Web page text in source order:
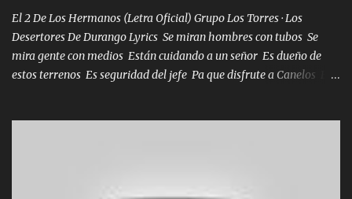
en corto me tiró a per...
El 2 De Los Hermanos (Letra Oficial) Grupo Los Torres · Los
Desertores De Durango Lyrics Se miran hombres con tubos Se
mira gente con medios Están cuidando a un señor Es dueño de
estos terrenos Es seguridad del jefe Pa que disfrute a Canelos Es